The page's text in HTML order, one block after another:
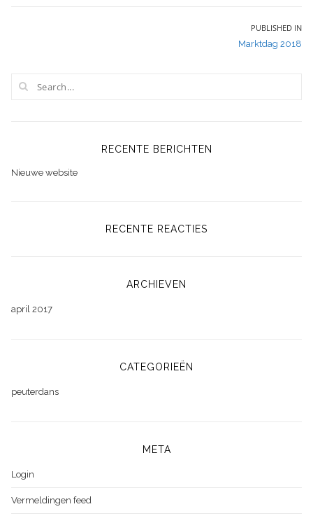
PUBLISHED IN
Marktdag 2018
RECENTE BERICHTEN
Nieuwe website
RECENTE REACTIES
ARCHIEVEN
april 2017
CATEGORIEËN
peuterdans
META
Login
Vermeldingen feed